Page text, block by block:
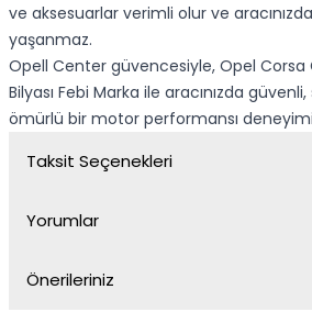
ve aksesuarlar verimli olur ve
yaşanmaz.
Opell Center güvencesiyle, Opel Corsa
Bilyası Febi Marka ile aracınızda
ömürlü bir motor performansı
Taksit Seçenekleri
Yorumlar
Önerileriniz